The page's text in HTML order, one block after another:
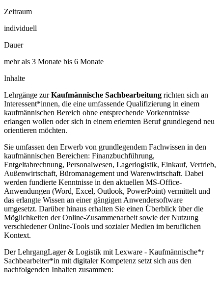
Zeitraum
individuell
Dauer
mehr als 3 Monate bis 6 Monate
Inhalte
Lehrgänge zurKaufmännische Sachbearbeitung richten sich an
Interessent*innen, die eine umfassende Qualifizierung in einem
kaufmännischen Bereich ohne entsprechende Vorkenntnisse
erlangen wollen oder sich in einem erlernten Beruf grundlegend neu
orientieren möchten.
Sie umfassen den Erwerb von grundlegendem Fachwissen in den
kaufmännischen Bereichen: Finanzbuchführung,
Entgeltabrechnung, Personalwesen, Lagerlogistik, Einkauf, Vertrieb,
Außenwirtschaft, Büromanagement und Warenwirtschaft. Dabei
werden fundierte Kenntnisse in den aktuellen MS-Office-
Anwendungen (Word, Excel, Outlook, PowerPoint) vermittelt und
das erlangte Wissen an einer gängigen Anwendersoftware
umgesetzt. Darüber hinaus erhalten Sie einen Überblick über die
Möglichkeiten der Online-Zusammenarbeit sowie der Nutzung
verschiedener Online-Tools und sozialer Medien im beruflichen
Kontext.
Der LehrgangLager & Logistik mit Lexware - Kaufmännische*r
Sachbearbeiter*in mit digitaler Kompetenz setzt sich aus den
nachfolgenden Inhalten zusammen: